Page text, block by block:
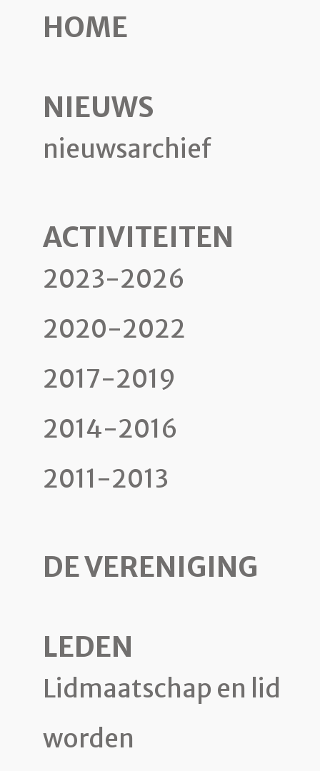
HOME
NIEUWS
nieuwsarchief
ACTIVITEITEN
2023-2026
2020-2022
2017-2019
2014-2016
2011-2013
DE VERENIGING
LEDEN
Lidmaatschap en lid
worden